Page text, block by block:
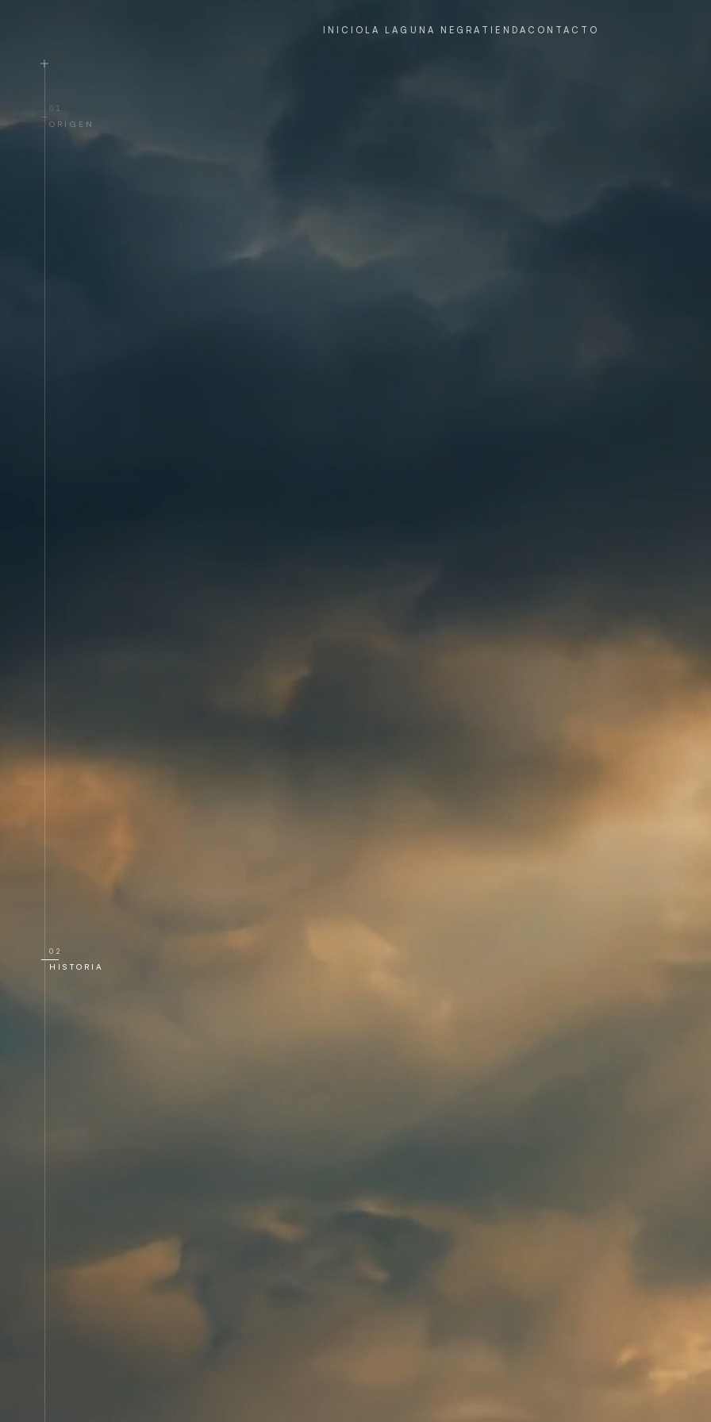
INICIO LA LAGUNA NEGRA TIENDA CONTACTO
Elyxie — Agua sagrada de la
01
ORIGEN
02
HISTORIA